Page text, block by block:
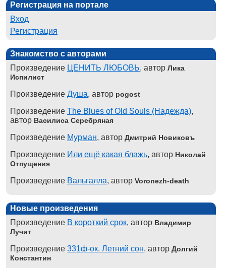
Регистрация на портале
Вход
Регистрация
Знакомство с авторами
Произведение ЦЕНИТЬ ЛЮБОВЬ, автор Лика
Испилист
Произведение Душа, автор pogost
Произведение The Blues of Old Souls (Надежда),
автор Василиса Серебряная
Произведение Мурман, автор Дмитрий Новиковъ
Произведение Или ещё какая блажь, автор Николай
Отпущения
Произведение Вальгалла, автор Voronezh-death
Новые произведения
Произведение В короткий срок, автор Владимир
Лучит
Произведение 331ф-ок. Летний сон, автор Долгий
Константин